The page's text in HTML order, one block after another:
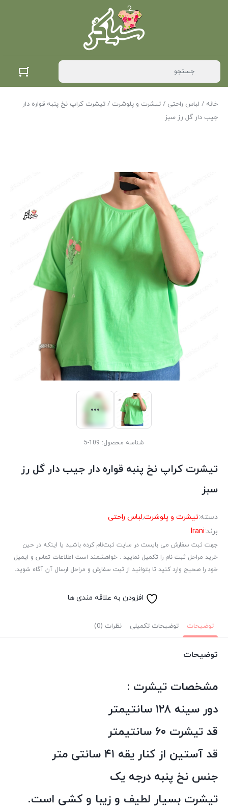
خانه / لباس راحتی / تیشرت و پلوشرت / تیشرت کراپ نخ پنبه قواره دار
جیب دار گل رز سبز
شناسه محصول: 109-5
تیشرت کراپ نخ پنبه قواره دار جیب دار گل رز
سبز
دسته:تیشرت و پلوشرت,لباس راحتی
برند:Irani
جهت ثبت سفارش می بایست در سایت ثبت‌نام کرده باشید یا اینکه در حین
خرید مراحل ثبت نام را تکمیل نمایید . خواهشمند است اطلاعات تماس و ایمیل
خود را صحیح وارد کنید تا بتوانید از ثبت سفارش و مراحل ارسال آن آگاه شوید.
افزودن به علاقه مندی ها
توضیحات توضیحات تکمیلی نظرات (0)
توضیحات
مشخصات تیشرت :
دور سینه ۱۲۸ سانتیمتر
قد تیشرت ۶۰ سانتیمتر
قد آستین از کنار یقه ۴۱ سانتی متر
جنس نخ پنبه درجه یک
تیشرت بسیار لطیف و زیبا و کشی است.